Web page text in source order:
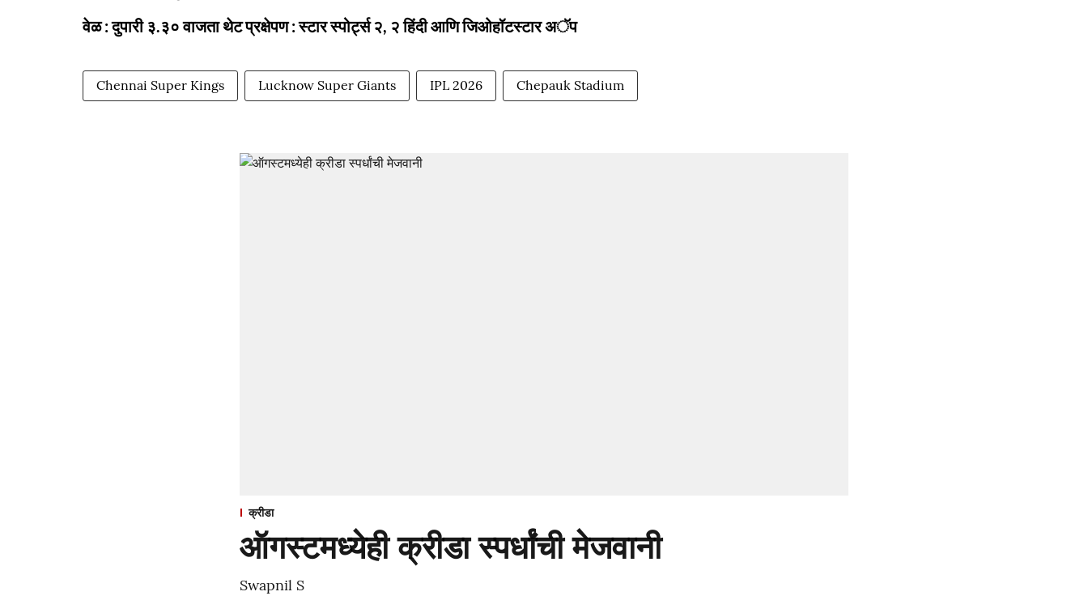
वेळ : दुपारी ३.३० वाजता थेट प्रक्षेपण : स्टार स्पोर्ट्स २, २ हिंदी आणि जिओहॉटस्टार अॅप
Chennai Super Kings Lucknow Super Giants IPL 2026 Chepauk Stadium
क्रीडा
ऑगस्टमध्येही क्रीडा स्पर्धांची मेजवानी
Swapnil S